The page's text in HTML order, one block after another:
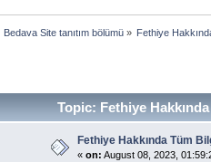
Bedava Site tanıtım bölümü» Fethiye
Topic: Fethiye
Fethiye Hakkında Tüm
« on: August 08, 2023,